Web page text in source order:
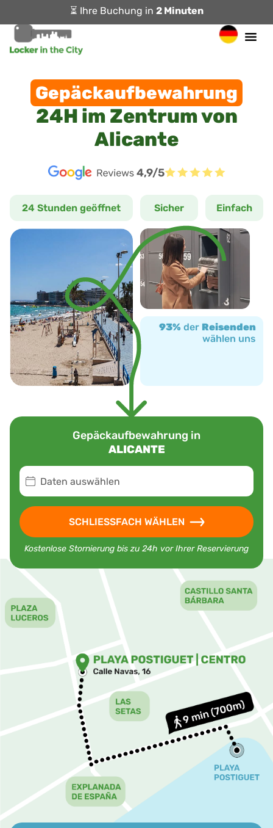
⏳ Ihre Buchung in 2 Minuten
Gepäckaufbewahrung
24H im Zentrum von
Alicante
4,9/5
93% der Reisenden
wählen uns
Sicher Einfach
24 Stunden geöffnet
Gepäckaufbewahrung in
ALICANTE
Daten auswählen
SCHLIESSFACH WÄHLEN
Kostenlose Stornierung bis zu 24h vor Ihrer Reservierung